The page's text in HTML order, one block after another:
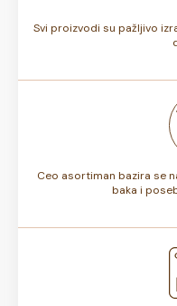
Svi proizvodi su pažljivo
Ceo asortiman bazira se
baka i